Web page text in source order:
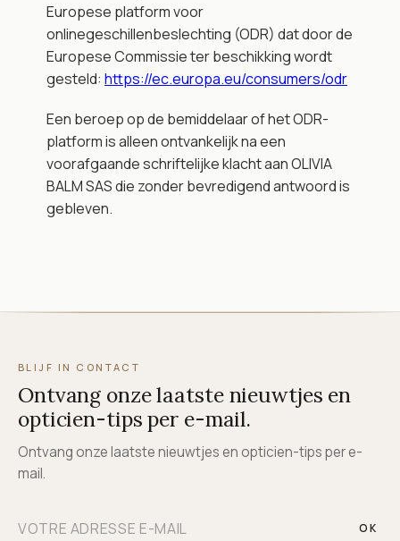
Europese platform voor
onlinegeschillenbeslechting (ODR) dat door de
Europese Commissie ter beschikking wordt
gesteld: https://ec.europa.eu/consumers/odr
Een beroep op de bemiddelaar of het ODR-
platform is alleen ontvankelijk na een
voorafgaande schriftelijke klacht aan OLIVIA
BALM SAS die zonder bevredigend antwoord is
gebleven.
BLIJF IN CONTACT
Ontvang onze laatste nieuwtjes en
opticien-tips per e-mail.
Ontvang onze laatste nieuwtjes en opticien-tips per e-
mail.
OK